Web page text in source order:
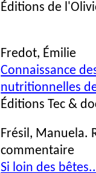
Éditions de
Fredot, Émilie
Connaissance
nutritionnelles
Éditions Tec &
Frésil, Manuela.
commentaire
Si loin des